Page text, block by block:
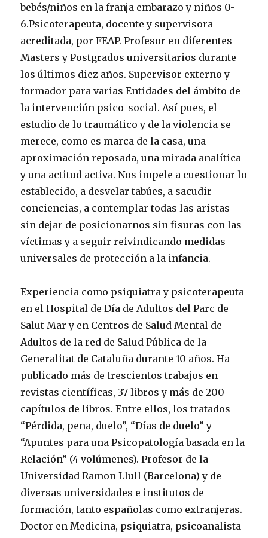
bebés/niños en la franja embarazo y niños 0-
6.Psicoterapeuta, docente y supervisora
acreditada, por FEAP. Profesor en diferentes
Masters y Postgrados universitarios durante
los últimos diez años. Supervisor externo y
formador para varias Entidades del ámbito de
la intervención psico-social. Así pues, el
estudio de lo traumático y de la violencia se
merece, como es marca de la casa, una
aproximación reposada, una mirada analítica
y una actitud activa. Nos impele a cuestionar lo
establecido, a desvelar tabúes, a sacudir
conciencias, a contemplar todas las aristas
sin dejar de posicionarnos sin fisuras con las
víctimas y a seguir reivindicando medidas
universales de protección a la infancia.
Experiencia como psiquiatra y psicoterapeuta
en el Hospital de Día de Adultos del Parc de
Salut Mar y en Centros de Salud Mental de
Adultos de la red de Salud Pública de la
Generalitat de Cataluña durante 10 años. Ha
publicado más de trescientos trabajos en
revistas científicas, 37 libros y más de 200
capítulos de libros. Entre ellos, los tratados
“Pérdida, pena, duelo”, “Días de duelo” y
“Apuntes para una Psicopatología basada en la
Relación” (4 volúmenes). Profesor de la
Universidad Ramon Llull (Barcelona) y de
diversas universidades e institutos de
formación, tanto españolas como extranjeras.
Doctor en Medicina, psiquiatra, psicoanalista